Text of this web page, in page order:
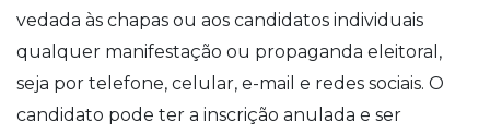
vedada às chapas ou aos candidatos individuais
qualquer manifestação ou propaganda eleitoral,
seja por telefone, celular, e-mail e redes sociais. O
candidato pode ter a inscrição anulada e ser